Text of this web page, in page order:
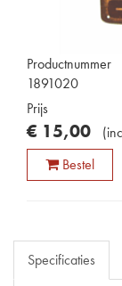
Productnummer
1891020
Prijs
€ 15,00 (
Bestel
Specificaties